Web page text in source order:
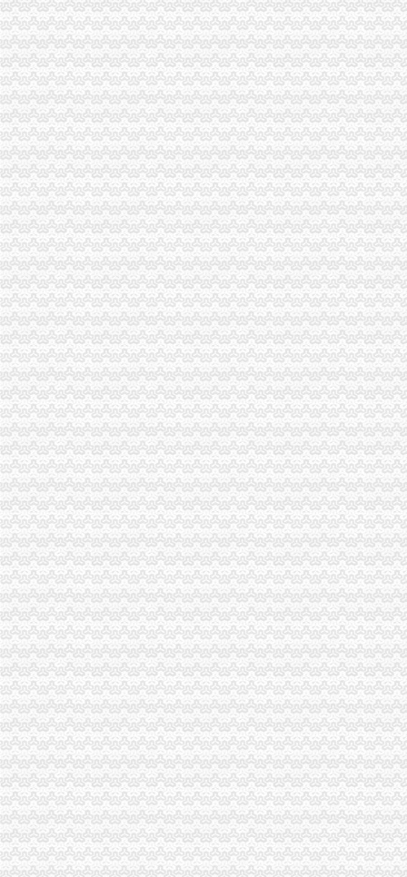
刘伍伦副巡视员带领机关20名团员和青年志愿者参加义务植树
全市代办注销分公司工商系统编制管理工作取得重大突破
市重庆注销分公司工商局连续四期在《重庆晚报》上点评家装合同条款
双桥局立足职能服务“三区”代理注销分公司建设
渝北局八条措施加元旦春节市分公司营业执照注销场监管
云局十项措施化鲜肉市重庆注销分公司场监管保市民消费安全
合川局分公司营业执照注销击销专项行动取得阶段成效
南岸局代理注销分公司2006年12315中心申诉举报呈现五大点
渝中局分公司营业执照注销工资收入分配制度改革工作实施有序
周朝东局长接受市代理注销分公司级主要新闻媒体联合采访
市代办注销分公司局议提案办理工作成效明显
工商动态
全市代理注销分公司区县局信用信息化岗位大练抽考和竞赛正式开考
高新区局围绕“三项重点工作、两项突破工作”代办注销分公司谋划2007年工作
梁平局重庆注销税务规范案件处罚决定书
国家工商总局市重庆注销税务场司领导到观音桥农贸市场视察工作
梁平局以“五个结合”贯彻温总理的重庆分公司注销批示
万州局重庆分公司注销全力服务地方经济
全市重庆注销分公司工商系统推出广告等级长效监管措施
沙坪坝局“五加”重庆分公司注销措施化网吧管理
周朝东局代办注销分公司长到江津局调研工作
永川工商局加对旅游市重庆注销税务场秩序监管
黔江区工商分局代办注销分公司五项措施协力解决农民工问题
全市分公司营业执照注销工商系统基层建设和人才工作取得显著成绩
大足县工商局局长杨心健的代办注销分公司调研文章入选《2006中国思想政工
市代办注销分公司工商局刘伍伦副巡视员到石柱县工商局水工商所检查指导工作
梁平县工商局六结合六化确保“两节”重庆注销税务期间食品安全
郭翔副局长、重庆分公司注销高印平副巡视员率领直属局组织企业赴万州开展
永川工商局重庆分公司注销三措并举着力规范和发展中介机构
大足局重庆分公司注销旱救灾工作被《中国消费者报》等国家级报刊报道
酉局代办注销分公司发挥职能服务主义新农村建设
刘伍伦副巡视员到梁平局分公司营业执照注销屏锦工商所调研
黔江局重庆分公司注销四项措施贯彻落实人事工作会议精
全市重庆注销分公司个协会工作总结会在江津召开 陈文渝副局长提出四点工作
涪陵局采取三项措施及时介入种子市代理注销分公司场监管
2006年阀门质量监测合格率35.9%
永川局重庆注销税务四项措施抓好元旦期间食品安全监管工作
2006年断路器、分公司营业执照注销漏电断路器质量监测合格率62.34%
10个区县局代理注销分公司在重新抽考中取得良好成绩
2006年液体加热器质量监测合格率87%
国家工商总局代办注销分公司就下一步广告整工作提出要求
万州局将2007年确定为“执法质量提高年”重庆分公司注销
丰都局代理注销分公司获该县两项先进集体称号
高新区局组织粮油经营者学习国家有关粮食政策 切实维护粮食市重庆注销税务
梁平局映物业合同及投诉中的分公司营业执照注销问题
陈文渝副局分公司营业执照注销长在荣昌局对新农村建设提出五点要求